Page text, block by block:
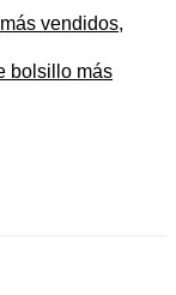
vendidos,
bolsillo más